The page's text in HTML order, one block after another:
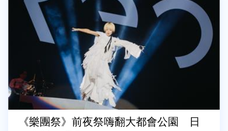
《樂團祭》前夜祭嗨翻大都會公園 日